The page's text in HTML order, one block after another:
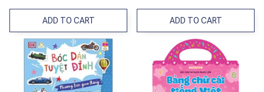
ADD TO CART ADD TO CART